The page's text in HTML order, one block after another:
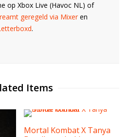
op Xbox Live (Havoc NL) of
geregeld via Mixeren
.
Items
Mortal Kombat X Tanya